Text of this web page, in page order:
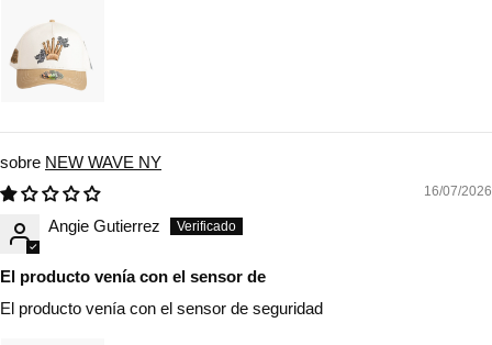
NEW WAVE NY
16/07/2026
Angie Gutierrez
El producto venía con el sensor de
El producto venía con el sensor de seguridad